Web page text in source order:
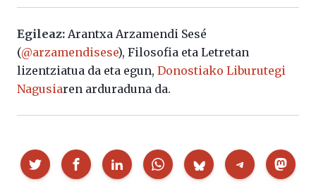
Egileaz: Arantxa Arzamendi Sesé
(@arzamendisese), Filosofia eta Letretan
lizentziatua da eta egun, Donostiako Liburutegi
Nagusiaren arduraduna da.
Partekatu